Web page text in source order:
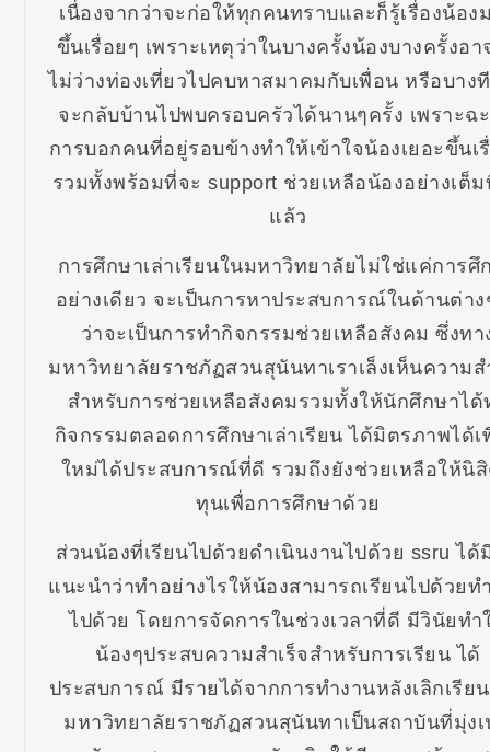
เนื่องจากว่าจะก่อให้ทุกคนทราบและก็รู้เรื่องน้อง
ขึ้นเรื่อยๆ เพราะเหตุว่าในบางครั้งน้องบางครั้งอา
ไม่ว่างท่องเที่ยวไปคบหาสมาคมกับเพื่อน หรือบาง
จะกลับบ้านไปพบครอบครัวได้นานๆครั้ง เพราะฉ
การบอกคนที่อยู่รอบข้างทำให้เข้าใจน้องเยอะขึ้นเ
รวมทั้งพร้อมที่จะ support ช่วยเหลือน้องอย่างเต็
แล้ว
การศึกษาเล่าเรียนในมหาวิทยาลัยไม่ใช่แค่การศึ
อย่างเดียว จะเป็นการหาประสบการณ์ในด้านต่าง
ว่าจะเป็นการทำกิจกรรมช่วยเหลือสังคม ซึ่งทา
มหาวิทยาลัยราชภัฏสวนสุนันทาเราเล็งเห็นความ
สำหรับการช่วยเหลือสังคมรวมทั้งให้นักศึกษาได้
กิจกรรมตลอดการศึกษาเล่าเรียน ได้มิตรภาพได้เ
ใหม่ได้ประสบการณ์ที่ดี รวมถึงยังช่วยเหลือให้นิ
ทุนเพื่อการศึกษาด้วย
ส่วนน้องที่เรียนไปด้วยดำเนินงานไปด้วย ssru ได้
แนะนำว่าทำอย่างไรให้น้องสามารถเรียนไปด้วยท
ไปด้วย โดยการจัดการในช่วงเวลาที่ดี มีวินัยทำ
น้องๆประสบความสำเร็จสำหรับการเรียน ได้
ประสบการณ์ มีรายได้จากการทำงานหลังเลิกเรีย
มหาวิทยาลัยราชภัฏสวนสุนันทาเป็นสถาบันที่มุ่ง